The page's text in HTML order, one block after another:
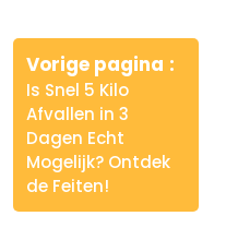
Berichtnavigatie
Vorige pagina
Is Snel 5 Kilo
Afvallen in 3
Dagen Echt
Mogelijk? Ontdek
de Feiten!